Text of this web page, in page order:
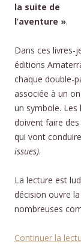
la suite de
l’aventure ».
Dans ces livres-
éditions
chaque double-
associée à un
un symbole. Les
doivent faire
qui vont
issues).
La lecture est
décision ouvre
nombreuses
Continuer la